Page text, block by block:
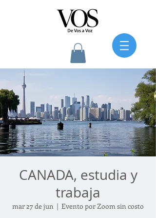
CANADA, estudia y
trabaja
mar 27 de jun
  |
Evento por Zoom sin costo